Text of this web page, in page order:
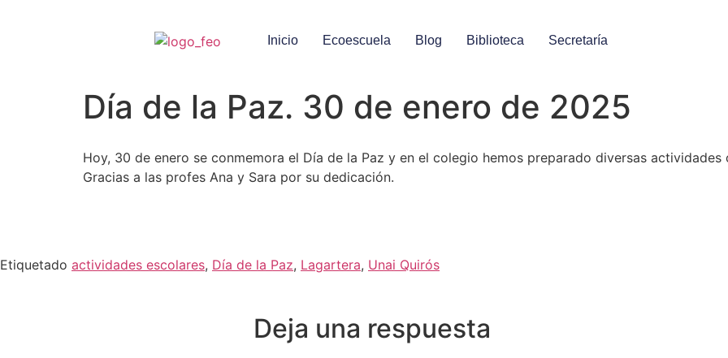
Inicio Ecoescuela Blog Biblioteca Secretaría
Día de la Paz. 30 de enero de 2025
Hoy, 30 de enero se conmemora el Día de la Paz y en el colegio hemos preparado diversas actividades
Gracias a las profes Ana y Sara por su dedicación.
Etiquetado actividades escolares, Día de la Paz, Lagartera, Unai Quirós
Deja una respuesta